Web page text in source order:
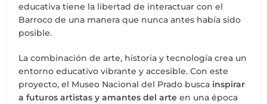
educativa tiene la libertad de interactuar con el
Barroco de una manera que nunca antes había sido
posible.
La combinación de arte, historia y tecnología crea un
entorno educativo vibrante y accesible. Con este
proyecto, el Museo Nacional del Prado busca inspirar
a futuros artistas y amantes del arte en una época